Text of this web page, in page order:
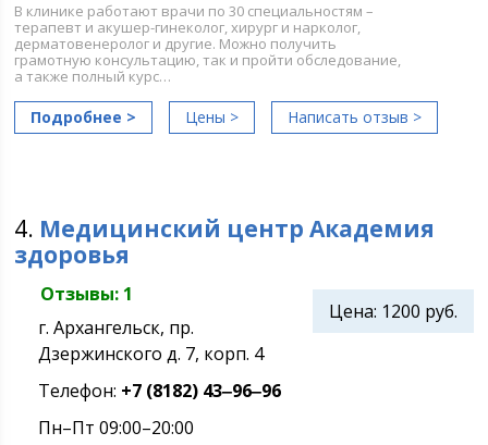
В клинике работают врачи по 30 специальностям –
терапевт и акушер-гинеколог, хирург и нарколог,
дерматовенеролог и другие. Можно получить
грамотную консультацию, так и пройти обследование,
а также полный курс…
Подробнее > Цены > Написать отзыв >
4. Медицинский центр Академия
здоровья
Цена: 1200 руб.
Отзывы: 1
г. Архангельск, пр.
Дзержинского д. 7, корп. 4
Телефон: +7 (8182) 43‒96‒96
Пн–Пт 09:00–20:00